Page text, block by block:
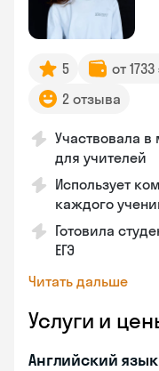
5 от
2 отзыва
Участвовала
для учителей
Использует
каждого
Готовила
ЕГЭ
Читать дальше
Услуги и
Английский язык